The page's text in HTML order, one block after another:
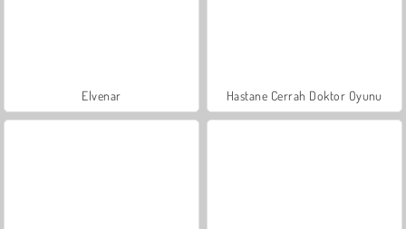
Elvenar Hastane Cerrah Doktor Oyunu